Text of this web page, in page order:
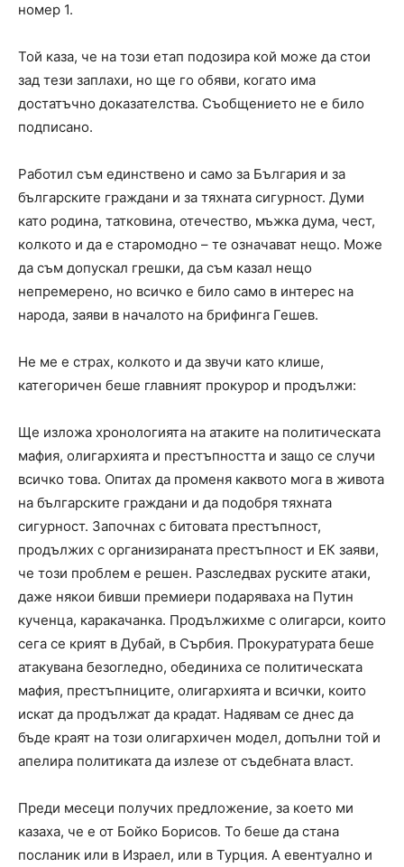
номер 1.
Той каза, че на този етап подозира кой може да стои
зад тези заплахи, но ще го обяви, когато има
достатъчно доказателства. Съобщението не е било
подписано.
Работил съм единствено и само за България и за
българските граждани и за тяхната сигурност. Думи
като родина, татковина, отечество, мъжка дума, чест,
колкото и да е старомодно – те означават нещо. Може
да съм допускал грешки, да съм казал нещо
непремерено, но всичко е било само в интерес на
народа, заяви в началото на брифинга Гешев.
Не ме е страх, колкото и да звучи като клише,
категоричен беше главният прокурор и продължи:
Ще изложа хронологията на атаките на политическата
мафия, олигархията и престъпността и защо се случи
всичко това. Опитах да променя каквото мога в живота
на българските граждани и да подобря тяхната
сигурност. Започнах с битовата престъпност,
продължих с организираната престъпност и ЕК заяви,
че този проблем е решен. Разследвах руските атаки,
даже някои бивши премиери подаряваха на Путин
кученца, каракачанка. Продължихме с олигарси, които
сега се крият в Дубай, в Сърбия. Прокуратурата беше
атакувана безогледно, обединиха се политическата
мафия, престъпниците, олигархията и всички, които
искат да продължат да крадат. Надявам се днес да
бъде краят на този олигархичен модел, допълни той и
апелира политиката да излезе от съдебната власт.
Преди месеци получих предложение, за което ми
казаха, че е от Бойко Борисов. То беше да стана
посланик или в Израел, или в Турция. А евентуално и